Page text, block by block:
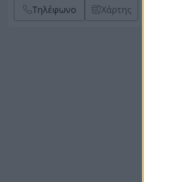
Τηλέφωνο Χάρτης